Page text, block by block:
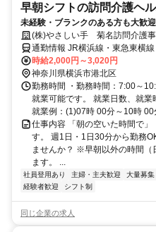
早朝シフトの訪問介護ヘ
未経験・ブランクのある方も大歓
いた時間で働けます
(株)やさしい手 菊名訪問介護
通勤情報 JR横浜線・東急東横
時給2,000円～3,020円
神奈川県横浜市港北区
勤務時間 ・勤務時間：7:00～
就業可能です。 就業日数、就業
就業例：(1)07時 00分～10時 00
仕事内容 「朝の空いた時間で
す。 週1日・1日30分から勤務
ませんか？ ※早朝以外の時間（
ます。 ...
社員登用あり 主婦・主夫歓迎 大量募集
経験者歓迎
シフト制
同じ企業の求人